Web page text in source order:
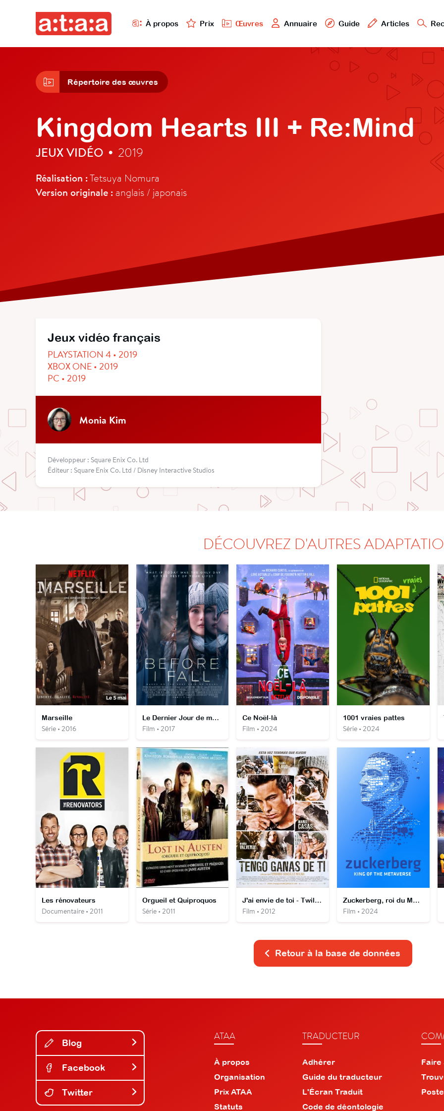
À propos Prix Œuvres Annuaire Guide Articles
Répertoire des œuvres
Kingdom Hearts III + Re:Mind
JEUX VIDÉO • 2019
Réalisation :Tetsuya Nomura
Version originale : anglais / japonais
Jeux vidéo français
PLAYSTATION 4 • 2019
XBOX ONE • 2019
PC • 2019
Monia Kim
Développeur : Square Enix Co. Ltd
Éditeur : Square Enix Co. Ltd / Disney Interactive Studios
DÉCOUVREZ D'AUTRES
Marseille
Série • 2016
Le Dernier Jour de ma vie
Film • 2017
Ce Noël-là
Film • 2024
1001 vraies pattes
Série • 2024
Les rénovateurs
Documentaire • 2011
Orgueil et Quiproquos
Série • 2011
J'ai envie de toi - Twilight Love 2
Film • 2012
Zuckerberg, roi du Métaverse
Film • 2024
Retour à la base de données
Blog
Facebook
Twitter
ATAA
À propos
Organisation
Prix ATAA
Statuts
TRADUCTEUR
Adhérer
Guide du traducteur
L'Écran Traduit
Code de déontologie